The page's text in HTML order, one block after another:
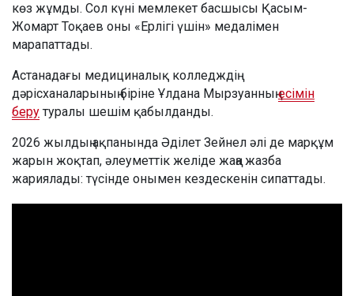
көз жұмды. Сол күні мемлекет басшысы Қасым-
Жомарт Тоқаев оны «Ерлігі үшін» медалімен
марапаттады.
Астанадағы медициналық колледждің
дәрісханаларының біріне Ұлдана Мырзуанныңесімін
беру туралы шешім қабылданды.
2026 жылдың ақпанында Әділет Зейнел әлі де марқұм
жарын жоқтап, әлеуметтік желіде жаңа жазба
жариялады: түсінде онымен кездескенін сипаттады.